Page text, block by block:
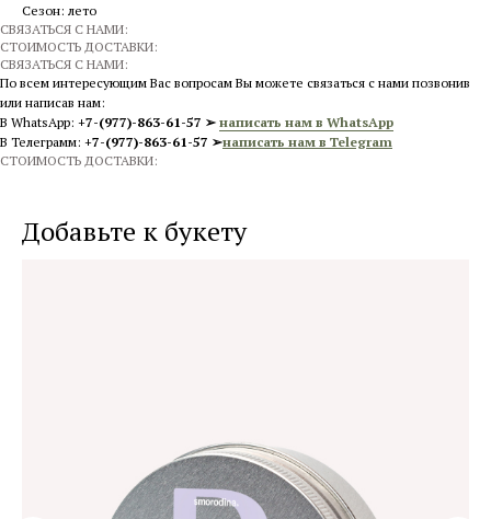
Сезон: лето
СВЯЗАТЬСЯ С НАМИ:
СТОИМОСТЬ ДОСТАВКИ:
СВЯЗАТЬСЯ С НАМИ:
По всем интересующим Вас вопросам Вы можете связаться с нами позвонив
или написав нам:
В WhatsApp: +7-(977)-863-61-57 ➢ написать нам в WhatsApp
В Телеграмм: +7-(977)-863-61-57 ➢написать нам в Telegram
СТОИМОСТЬ ДОСТАВКИ:
Добавьте к букету